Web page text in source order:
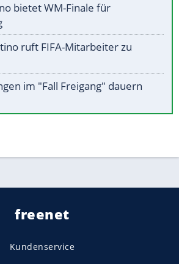
bietet WM-Finale für
ruft FIFA-Mitarbeiter zu
im "Fall Freigang" dauern
freenet
Kundenservice